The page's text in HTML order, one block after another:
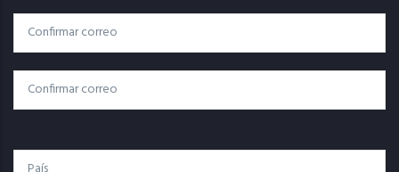
Correo
Electrónico
Correo Electrónico
Confirmar Correo
País